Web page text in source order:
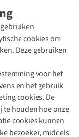
cookies om
Deze gebruiken
voor het
en het gebruik
cookies. De
te houden hoe onze
cookies kunnen
bezoeker, middels